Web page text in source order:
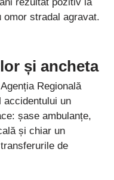
stradal agravat.
și ancheta
Regională
accidentului un
șase ambulanțe,
și chiar un
de